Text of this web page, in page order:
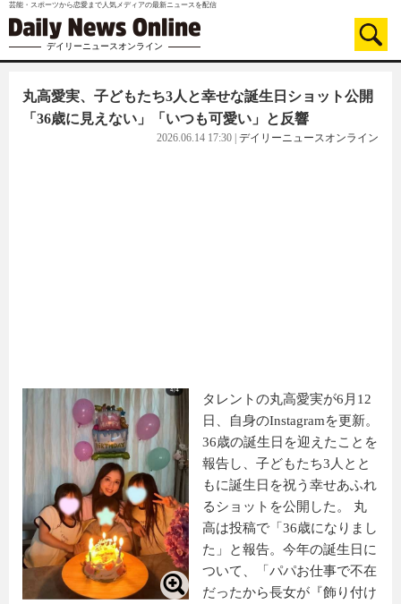
芸能・スポーツから恋愛まで人気メディアの最新ニュースを配信
デイリーニュースオンライン
丸高愛実、子どもたち3人と幸せな誕生日ショット公開
「36歳に見えない」「いつも可愛い」と反響
2026.06.14 17:30 デイリーニュースオンライン
タレントの丸高愛実が6月12
日、自身のInstagramを更新。
36歳の誕生日を迎えたことを
報告し、子どもたち3人とと
もに誕生日を祝う幸せあふれ
るショットを公開した。 丸
高は投稿で「36歳になりまし
た」と報告。今年の誕生日に
ついて、「パパお仕事で不在
だったから長女が『飾り付け